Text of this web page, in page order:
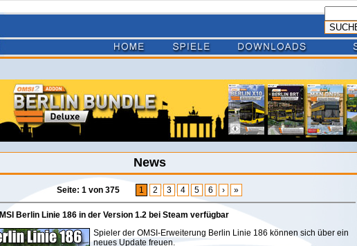
News
Seite: 1 von 375 1 2 3 4 5 6 › »
Berlin Linie 186 in der Version 1.2 bei Steam verfügbar
Spieler der OMSI-Erweiterung Berlin Linie 186 können sich über ein
neues Update freuen.